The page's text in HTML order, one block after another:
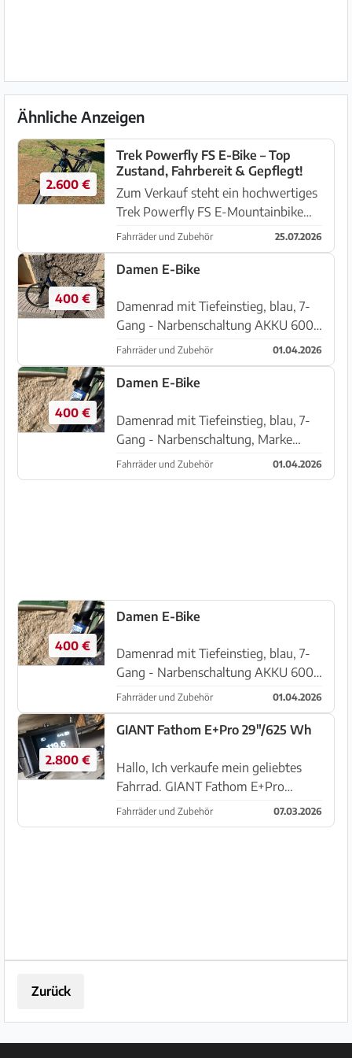
Ähnliche Anzeigen
2.600 €
Trek Powerfly FS E-Bike – Top
Zustand, Fahrbereit & Gepflegt!
Zum Verkauf steht ein hochwertiges
Trek Powerfly FS E-Mountainbike
(gekauft Juni 2023) – ideal für
sportliche Touren, den täglichen Weg
zur Arbeit oder anspruchsvolle Trails.
Fahrräder und Zubehör 25.07.2026
400 €
Damen E-Bike
Damenrad mit Tiefeinstieg, blau, 7-
Gang - Narbenschaltung AKKU 600
KW, 75 NM, mit Rücktrittbremse 3
Jahre alt, Gesamt 726 KM (s. Tacho)
/Rechnung noch vorhanden )
Se...
Fahrräder und Zubehör 01.04.2026
400 €
Damen E-Bike
Damenrad mit Tiefeinstieg, blau, 7-
Gang - Narbenschaltung, Marke
Bueno Bike Akku 600 KW, 75 NM,
mit Rücktrittbremse 3 Jahre alt,
Fahrräder und Zubehör 01.04.2026
400 €
Damen E-Bike
Damenrad mit Tiefeinstieg, blau, 7-
Gang - Narbenschaltung AKKU 600
KW, 75 NM, mit Rücktrittbremse 3
Jahre alt, Gesamt 726 KM (s. Tacho)
/Rechnung noch vorhanden )
Fahrräder und Zubehör 01.04.2026
2.800 €
GIANT Fathom E+Pro 29"/625 Wh
Hallo, Ich verkaufe mein geliebtes
Fahrrad. GIANT Fathom E+Pro
29"/625 Wh. Leider kann ich es aus
gesundheitlichen Gründen nicht
Fahrräder und Zubehör 07.03.2026
Zurück